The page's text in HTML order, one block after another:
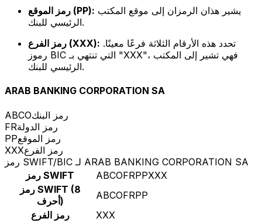
رمز الموقع (PP):
الرئيسي للبنك.
رمز الفرع (XXX):
رموز BIC التي تنتهي بـ "XXX"، فهي تشير إلى المكتب
الرئيسي للبنك.
ARAB BANKING CORPORATION SA
ABCOرمز البنك
FRرمز الدولة
PPرمز الموقع
XXXرمز الفرع
رمز SWIFT/BIC لـ ARAB BANKING CORPORATION SA
رمز SWIFT
ABCOFRPPXXX
رمز SWIFT (8
أحرف)
ABCOFRPP
رمز الفرع
XXX